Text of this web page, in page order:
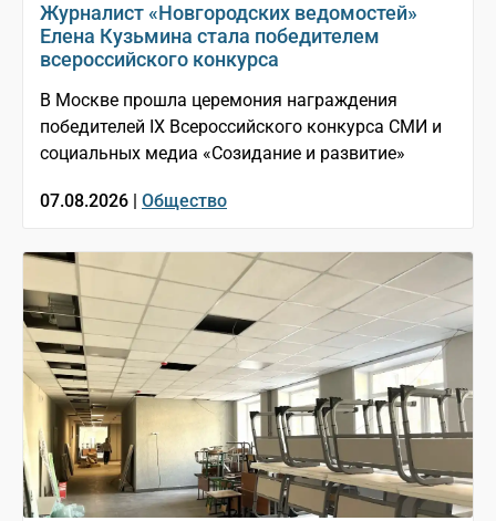
Журналист «Новгородских ведомостей»
Елена Кузьмина стала победителем
всероссийского конкурса
В Москве прошла церемония награждения
победителей IX Всероссийского конкурса СМИ и
социальных медиа «Созидание и развитие»
07.08.2026 | Общество